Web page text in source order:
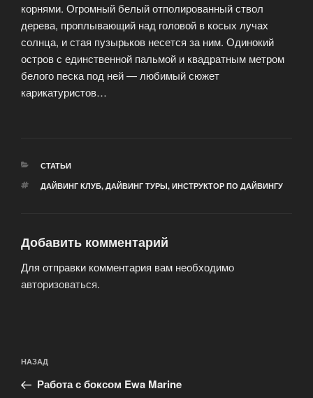
корнями. Огромный белый отполированный ствол
дерева, проплывающий над головой в косых лучах
солнца, и стая пузырьков несется за ним. Одинокий
остров с единственной пальмой и квадратным метром
белого песка под ней — любимый сюжет
карикатуристов…
РУБРИКИ
СТАТЬИ
МЕТКИ
ДАЙВИНГ КЛУБ, ДАЙВИНГ ТУРЫ, ИНСТРУКТОР ПО ДАЙВИНГУ
Добавить комментарий
Для отправки комментария вам необходимо
авторизоваться.
по
записям
Предыдущая
запись:
НАЗАД
Работа с боксом Ewa Marine